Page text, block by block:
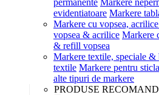
permanente Markere
evidentiatoare Markere
Markere cu vopsea,
vopsea & acrilice Markere
& refill vopsea
Markere textile, speciale &
textile Markere pentru
alte tipuri de markere
PRODUSE